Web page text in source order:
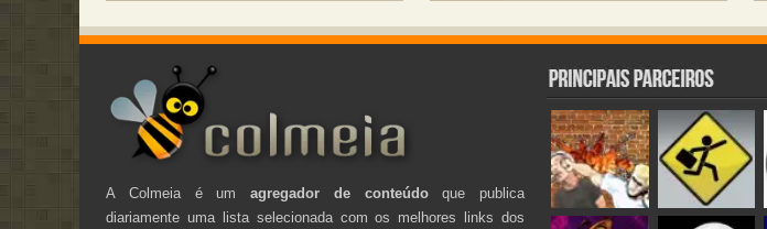
A Colmeia é umagregador de conteúdoque publica
diariamente uma lista selecionada com os melhores links dos